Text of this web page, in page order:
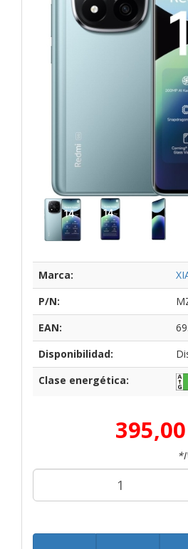
Marca:
P/N:
EAN:
Disponibilidad:
Clase energética: